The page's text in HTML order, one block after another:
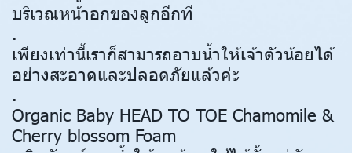
บริเวณหน้าอกของลูกอีกที
.
เพียงเท่านี้เราก็สามารถอาบน้ำให้เจ้าตัวน้อยได้
อย่างสะอาดและปลอดภัยแล้วค่ะ
.
Organic Baby HEAD TO TOE Chamomile &
Cherry blossom Foam